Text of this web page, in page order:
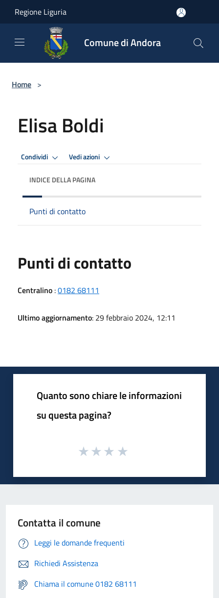
Regione Liguria
Comune di Andora
Home >
Elisa Boldi
Condividi Vedi azioni
INDICE DELLA PAGINA
Punti di contatto
Punti di contatto
Centralino :0182 68111
Ultimo aggiornamento: 29 febbraio 2024, 12:11
Quanto sono chiare le informazioni
su questa pagina?
Contatta il comune
Leggi le domande frequenti
Richiedi Assistenza
Chiama il comune 0182 68111